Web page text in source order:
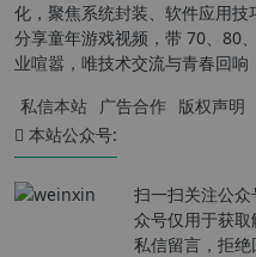
化，聚焦系统封装、软件应用
分享童年游戏视频，带 70、80
业喧嚣，唯技术交流与青春回响
私信本站 广告合作 版权声明
本站公众号:
扫一扫关注公
众号仅用于获
私信留言，拒绝